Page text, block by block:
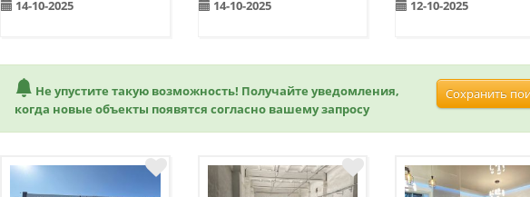
14-10-2025 14-10-2025 12-10-2025
Не упустите такую возможность! Получайте уведомления,
когда новые объекты появятся согласно вашему запросу
Сохранить